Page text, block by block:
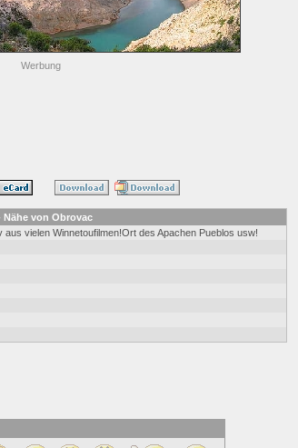
Werbung
Nähe von Obrovac
aus vielen Winnetoufilmen!Ort des Apachen Pueblos usw!